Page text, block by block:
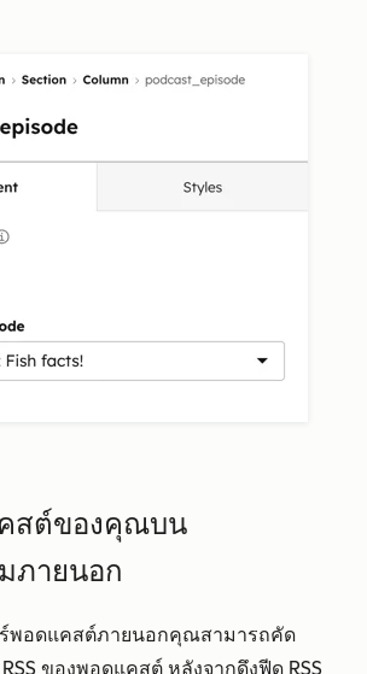
สต์ของคุณบน
ภายนอก
พอดแคสต์ภายนอกคุณสามารถคัด
ของพอดแคสต์ หลังจากดึงฟีด RSS